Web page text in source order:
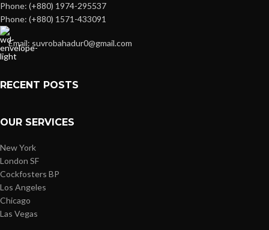
Phone: (+880) 1974-295537
Phone: (+880) 1571-433091
Email: suvrobahadur0@gmail.com
RECENT POSTS
OUR SERVICES
New York
London SF
Cockfosters BP
Los Angeles
Chicago
Las Vegas